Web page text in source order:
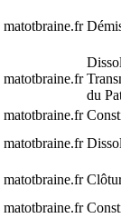
matotbraine.fr
matotbraine.fr
du
matotbraine.fr
matotbraine.fr
matotbraine.fr
matotbraine.fr